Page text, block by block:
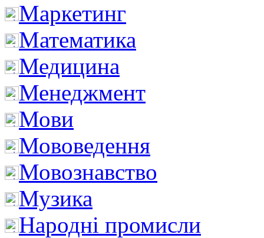
Маркетинг
Математика
Медицина
Менеджмент
Мови
Мововедення
Мовознавство
Музика
Народні промисли